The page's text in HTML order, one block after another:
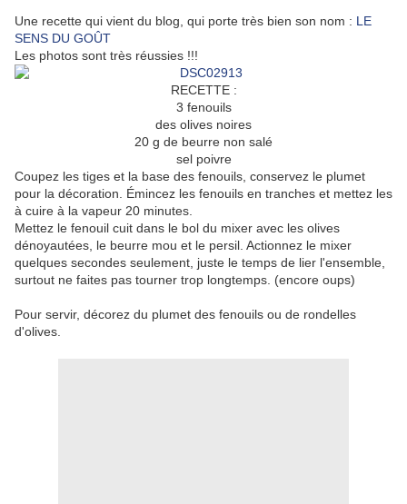
Une recette qui vient du blog, qui porte très bien son nom : LE
SENS DU GOÛT
Les photos sont très réussies !!!
RECETTE :
3 fenouils
des olives noires
20 g de beurre non salé
sel poivre
Coupez les tiges et la base des fenouils, conservez le plumet
pour la décoration. Émincez les fenouils en tranches et mettez les
à cuire à la vapeur 20 minutes.
Mettez le fenouil cuit dans le bol du mixer avec les olives
dénoyautées, le beurre mou et le persil. Actionnez le mixer
quelques secondes seulement, juste le temps de lier l'ensemble,
surtout ne faites pas tourner trop longtemps. (encore oups)
Pour servir, décorez du plumet des fenouils ou de rondelles
d'olives.